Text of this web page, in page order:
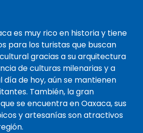
es muy rico en historia y tiene
para los turistas que buscan
gracias a su arquitectura
de culturas milenarias y a
día de hoy, aún se mantienen
También, la gran
se encuentra en Oaxaca, sus
y artesanías son atractivos